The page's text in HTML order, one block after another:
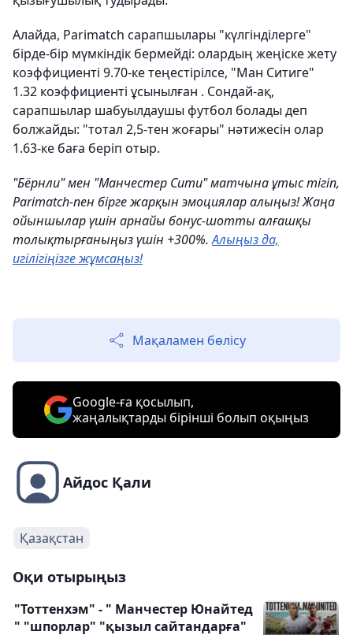
Алайда, Parimatch сарапшылары "күлгінділерге"
бірде-бір мүмкіндік бермейді: олардың жеңіске жету
коэффициенті 9.70-ке теңестірілсе, "Ман Ситиге"
1.32 коэффициенті ұсынылған . Сондай-ақ,
сарапшылар шабуылдаушы футбол болады деп
болжайды: "тотал 2,5-тен жоғары" нәтижесін олар
1.63-ке баға беріп отыр.
"Бёрнли" мен "Манчестер Сити" матчына ұтыс тігіп,
Parimatch-пен бірге жарқын эмоциялар алыңыз! Жаңа
ойыншылар үшін арнайы бонус-шотты алғашқы
толықтырғаныңыз үшін +300%.Алыңыз да,
игілігіңізге жұмсаңыз!
Мақаламен бөлісу
Google-ға қосылып,
жаңалықтарды бірінші болып оқыңыз
Айдос Қали
Қазақстан
Оқи отырыңыз
"Тоттенхэм" - " Манчестер Юнайтед
" "шпорлар" "қызыл сайтандарға"